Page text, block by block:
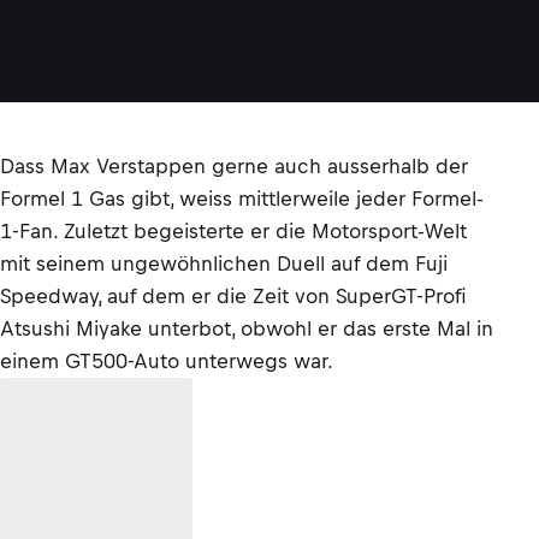
Dass Max Verstappen gerne auch ausserhalb der
Formel 1 Gas gibt, weiss mittlerweile jeder Formel-
1-Fan. Zuletzt begeisterte er die Motorsport-Welt
mit seinem ungewöhnlichen Duell auf dem Fuji
Speedway, auf dem er die Zeit von SuperGT-Profi
Atsushi Miyake unterbot, obwohl er das erste Mal in
einem GT500-Auto unterwegs war.